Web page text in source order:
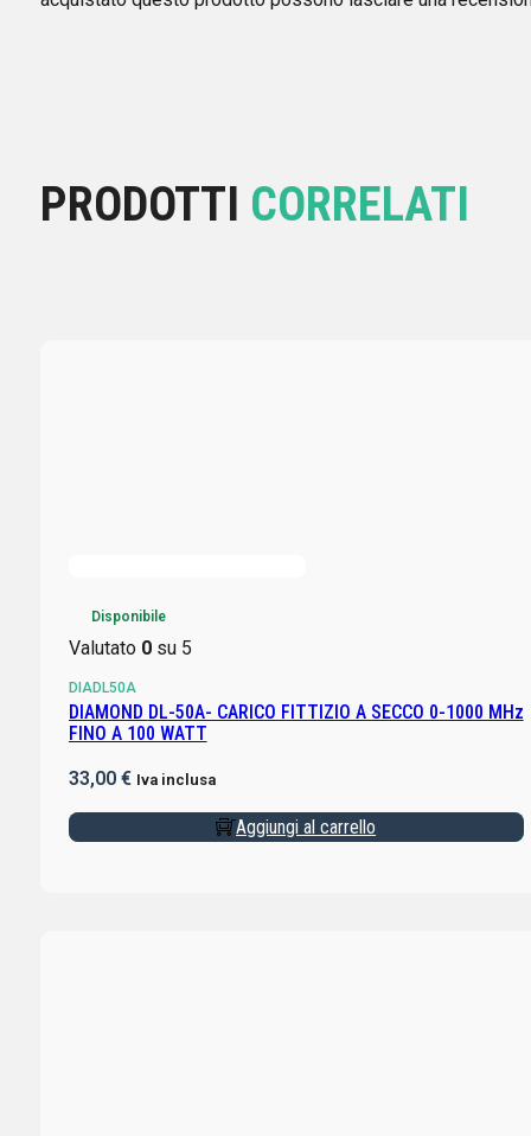
PRODOTTI CORRELATI
Disponibile
Valutato 0su 5
DIADL50A
DIAMOND DL-50A- CARICO FITTIZIO A SECCO 0-1000 MHz
FINO A 100 WATT
33,00 € Iva inclusa
Aggiungi al carrello